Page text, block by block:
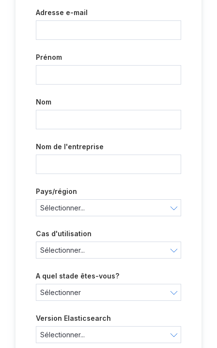
Adresse e-mail
Prénom
Nom
Nom de l'entreprise
Pays/région
Cas d'utilisation
A quel stade êtes-vous?
Version Elasticsearch